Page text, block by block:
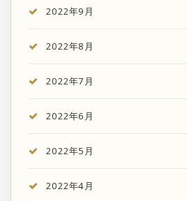
2022年9月
2022年8月
2022年7月
2022年6月
2022年5月
2022年4月